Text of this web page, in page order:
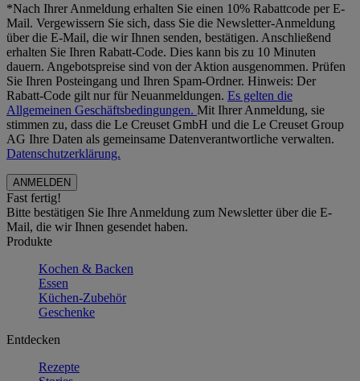
*Nach Ihrer Anmeldung erhalten Sie einen 10% Rabattcode per E-
Mail. Vergewissern Sie sich, dass Sie die Newsletter-Anmeldung
über die E-Mail, die wir Ihnen senden, bestätigen. Anschließend
erhalten Sie Ihren Rabatt-Code. Dies kann bis zu 10 Minuten
dauern. Angebotspreise sind von der Aktion ausgenommen. Prüfen
Sie Ihren Posteingang und Ihren Spam-Ordner. Hinweis: Der
Rabatt-Code gilt nur für Neuanmeldungen. Es gelten die
Allgemeinen Geschäftsbedingungen. Mit Ihrer Anmeldung, sie
stimmen zu, dass die Le Creuset GmbH und die Le Creuset Group
AG Ihre Daten als gemeinsame Datenverantwortliche verwalten.
Datenschutzerklärung.
Fast fertig!
Bitte bestätigen Sie Ihre Anmeldung zum Newsletter über die E-
Mail, die wir Ihnen gesendet haben.
Produkte
Kochen & Backen
Essen
Küchen-Zubehör
Geschenke
Entdecken
Rezepte